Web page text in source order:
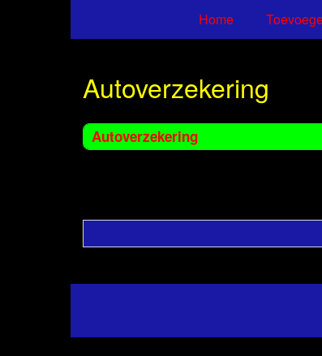
Home
Autoverzekering
Autoverzekering